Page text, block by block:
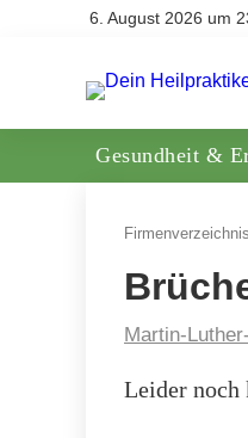
6. August 2026 um
Gesundheit &
Firmenverzeichnis
Martin-
Leider